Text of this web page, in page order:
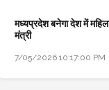
मध्यप्रदेश बनेगा देश में
मंत्री
7/05/2026 10:17:00 PM